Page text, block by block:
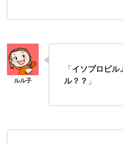
「イソプロピル
ル？？ 」